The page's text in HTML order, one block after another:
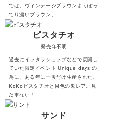
では。ヴィンテージブラウンよりぽっ
てり濃いブラウン。
ピスタチオ
発売年不明
過去にイッタラショップなどで展開し
ていた限定イベント Unique days の
為に、ある年に一度だけ生産された、
KoKoピスタチオと同色の鬼レア。見
た事ない！
サンド